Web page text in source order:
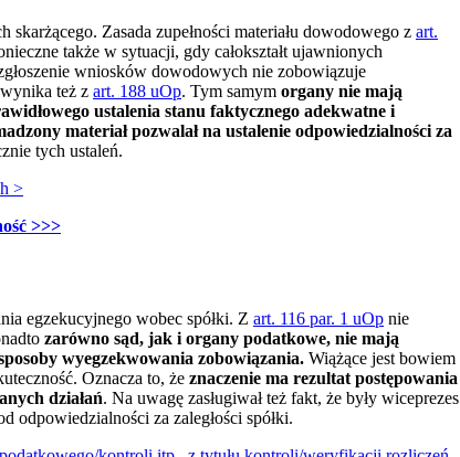
Zasada zupełności materiału dowodowego z art.
także w sytuacji, gdy całokształt ujawnionych
wniosków dowodowych nie zobowiązuje
też z art. 188 uOp. Tym samym organy nie mają
ustalenia stanu faktycznego adekwatne i
materiał pozwalał na ustalenie odpowiedzialności za
tych ustaleń.
>
>>>
egzekucyjnego wobec spółki. Z art. 116 par. 1 uOp nie
zarówno sąd, jak i organy podatkowe, nie mają
wyegzekwowania zobowiązania. Wiążące jest bowiem
Oznacza to, że znaczenie ma rezultat postępowania
działań. Na uwagę zasługiwał też fakt, że były wiceprezes
odpowiedzialności za zaległości spółki.